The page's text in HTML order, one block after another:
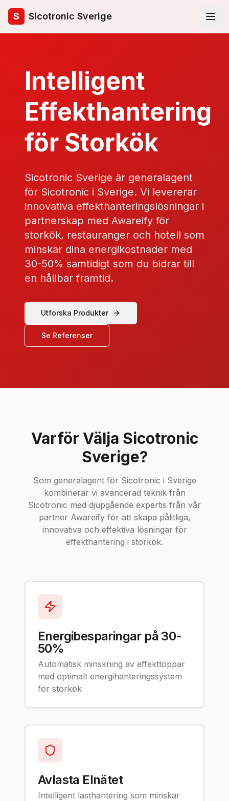
S Sicotronic Sverige
Intelligent
Effekthantering
för Storkök
Sicotronic Sverige är generalagent
för Sicotronic i Sverige. Vi levererar
innovativa effekthanteringslösningar i
partnerskap med Awareify för
storkök, restauranger och hotell som
minskar dina energikostnader med
30-50% samtidigt som du bidrar till
en hållbar framtid.
Utforska Produkter
Se Referenser
Varför Välja Sicotronic
Sverige?
Som generalagent för Sicotronic i Sverige
kombinerar vi avancerad teknik från
Sicotronic med djupgående expertis från vår
partner Awareify för att skapa pålitliga,
innovativa och effektiva lösningar för
effekthantering i storkök.
Energibesparingar på 30-
50%
Automatisk minskning av effekttoppar
med optimalt energihanteringssystem
för storkök
Avlasta Elnätet
Intelligent lasthantering som minskar